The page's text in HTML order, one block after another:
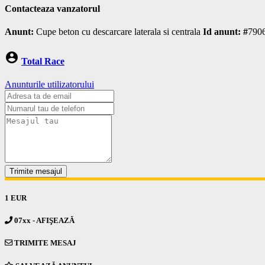
Contacteaza vanzatorul
Anunt: Cupe beton cu descarcare laterala si centrala Id anunt: #
account_circle Total Race
Anunturile utilizatorului
Trimite mesajul
1 EUR
07xx - AFIŞEAZĂ
TRIMITE MESAJ